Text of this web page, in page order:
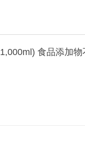
食品添加物